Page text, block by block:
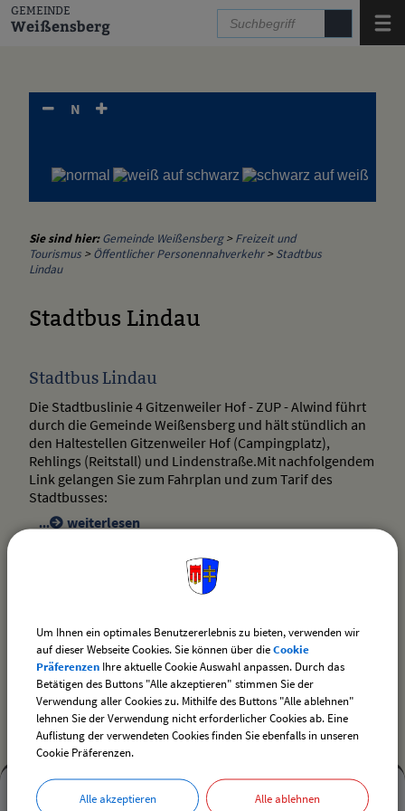
Zum Inhalt, zur Startseitespringen.
GEMEINDE
Weißensberg
N
Sie sind hier: Gemeinde Weißensberg>Freizeit und
Tourismus >Öffentlicher Personennahverkehr>Stadtbus
Lindau
Stadtbus Lindau
Stadtbus Lindau
Die Stadtbuslinie 4 Gitzenweiler Hof - ZUP - Alwind führt
durch die Gemeinde Weißensberg und hält stündlich an
den Haltestellen Gitzenweiler Hof (Campingplatz),
Rehlings (Reitstall) und Lindenstraße.Mit nachfolgendem
Link gelangen Sie zum Fahrplan und zum Tarif des
Stadtbusses:
weiterlesen
Mehr
Um Ihnen ein optimales Benutzererlebnis zu bieten, verwenden wir
auf dieser Webseite Cookies. Sie können über dieCookie
Präferenzen Ihre aktuelle Cookie Auswahl anpassen. Durch das
Betätigen des Buttons "Alle akzeptieren" stimmen Sie der
Verwendung aller Cookies zu. Mithilfe des Buttons "Alle ablehnen"
lehnen Sie der Verwendung nicht erforderlicher Cookies ab. Eine
Auflistung der verwendeten Cookies finden Sie ebenfalls in unseren
Cookie Präferenzen.
Alle akzeptieren Alle ablehnen